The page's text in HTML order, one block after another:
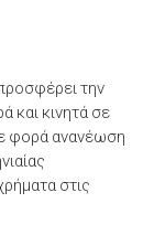
την
και κινητά σε
φορά ανανέωση
στις